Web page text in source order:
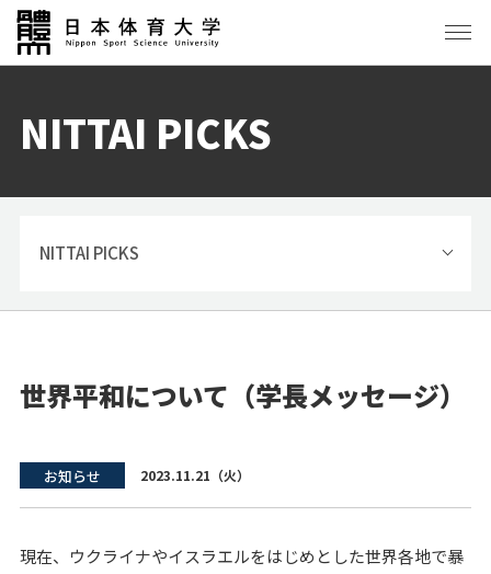
NITTAI PICKS
NITTAI PICKS
世界平和について（学長メッセージ）
お知らせ 2023.11.21（火）
現在、ウクライナやイスラエルをはじめとした世界各地で暴